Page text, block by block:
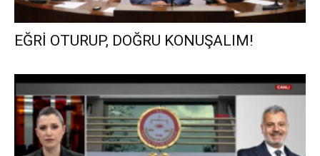
EĞRİ OTURUP, DOĞRU KONUŞALIM!